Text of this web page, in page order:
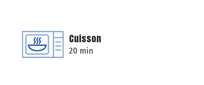
Cuisson
20 min